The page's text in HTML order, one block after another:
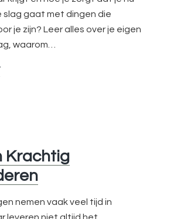
slag gaat met dingen die
je zijn? Leer alles over je eigen
waarom…
Krachtig
nemen vaak veel tijd in